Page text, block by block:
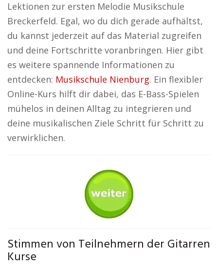
Lektionen zur ersten Melodie Musikschule
Breckerfeld. Egal, wo du dich gerade aufhältst,
du kannst jederzeit auf das Material zugreifen
und deine Fortschritte voranbringen. Hier gibt
es weitere spannende Informationen zu
entdecken: Musikschule Nienburg. Ein flexibler
Online-Kurs hilft dir dabei, das E-Bass-Spielen
mühelos in deinen Alltag zu integrieren und
deine musikalischen Ziele Schritt für Schritt zu
verwirklichen.
Stimmen von Teilnehmern der Gitarren
Kurse